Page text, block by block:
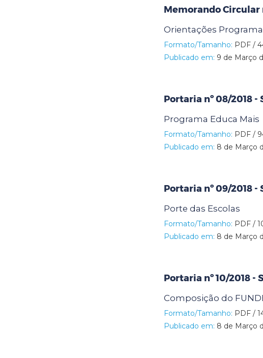
Memorando Circular
Orientações Programa
Formato/Tamanho: PDF /
Publicado em: 9 de Março
Portaria nº 08/2018 -
Programa Educa Mais
Formato/Tamanho: PDF /
Publicado em: 8 de Março
Portaria nº 09/2018 -
Porte das Escolas
Formato/Tamanho: PDF /
Publicado em: 8 de Março
Portaria nº 10/2018 -
Composição do
Formato/Tamanho: PDF /
Publicado em: 8 de Março